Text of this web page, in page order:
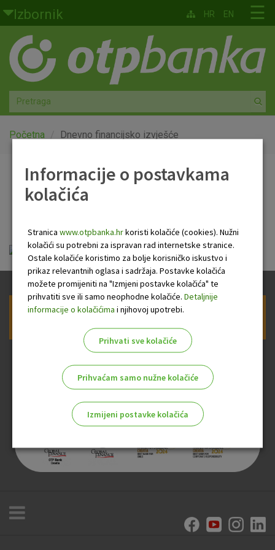
Skoči na glavni sadržaj
Izbornik
Građani
Privatno bankarstvo
Agro
Mala poduzeća i obrtnici
Globalna tržišta
O nama
☰
HR EN
Početna Dnevno financijsko izvješće
Dnevno financijsko
Dnevno financijsko izvješće.pdf
Prijava na newsletter OTP banke
Informacije o postavkama
kolačića
Stranica www.otpbanka.hrkoristi kolačiće (cookies). Nužni
kolačići su potrebni za ispravan rad internetske stranice.
Ostale kolačiće koristimo za bolje korisničko iskustvo i
prikaz relevantnih oglasa i sadržaja. Postavke kolačića
možete promijeniti na "Izmjeni postavke kolačića" te
prihvatiti sve ili samo neophodne kolačiće. Detaljnije
informacije o kolačićima i njihovoj upotrebi.
Prihvati sve kolačiće
Prihvaćam samo nužne kolačiće
Izmijeni postavke kolačića